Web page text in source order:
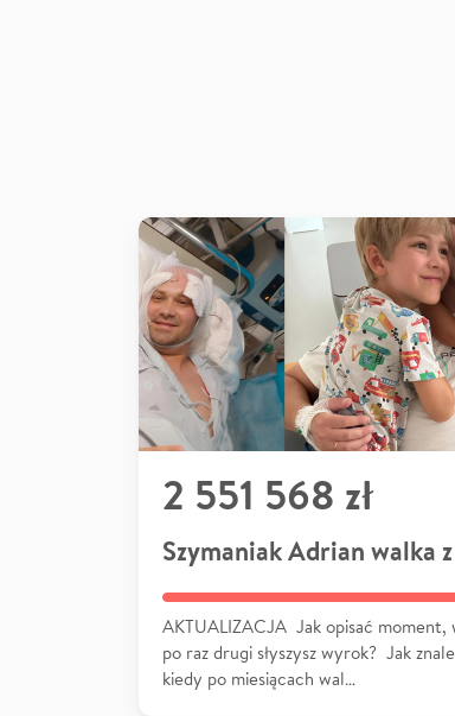
2 551 568 zł
AKTUALIZACJA Jak opisać
po raz drugi słyszysz wyrok? Jak
kiedy po miesiącach wal…